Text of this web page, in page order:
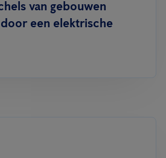
van gebouwen
een elektrische